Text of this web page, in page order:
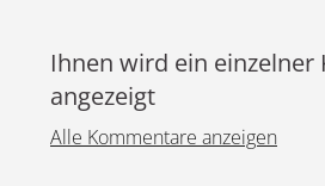
Ihnen wird ein
angezeigt
Alle Kommentare anzeigen